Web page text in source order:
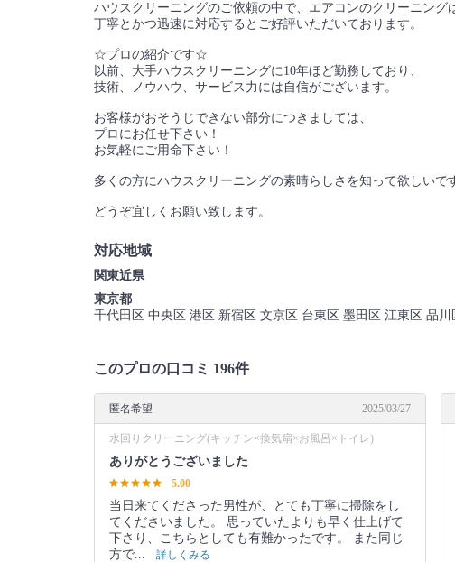
ハウスクリーニングのご依頼の中で、エアコンのクリーニング
丁寧とかつ迅速に対応するとご好評いただいております。
☆プロの紹介です☆
以前、大手ハウスクリーニングに10年ほど勤務しており、
技術、ノウハウ、サービス力には自信がございます。
お客様がおそうじできない部分につきましては、
プロにお任せ下さい！
お気軽にご用命下さい！
多くの方にハウスクリーニングの素晴らしさを知って欲しいで
どうぞ宜しくお願い致します。
対応地域
関東近県
東京都
千代田区 中央区 港区 新宿区 文京区 台東区 墨田区 江東区 品
このプロの口コミ 196件
匿名希望 2025/03/27
水回りクリーニング(キッチン×換気扇×お風呂×トイレ)
ありがとうございました
5.00
当日来てくださった男性が、とても丁寧に掃除をし
てくださいました。 思っていたよりも早く仕上げて
下さり、こちらとしても有難かったです。 また同じ
方で...
詳しくみる